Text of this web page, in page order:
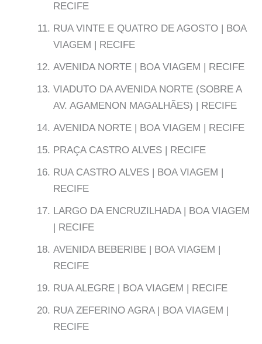
RECIFE
RUA VINTE E QUATRO DE AGOSTO | BOA
VIAGEM | RECIFE
AVENIDA NORTE | BOA VIAGEM | RECIFE
VIADUTO DA AVENIDA NORTE (SOBRE A
AV. AGAMENON MAGALHÃES) | RECIFE
AVENIDA NORTE | BOA VIAGEM | RECIFE
PRAÇA CASTRO ALVES | RECIFE
RUA CASTRO ALVES | BOA VIAGEM |
RECIFE
LARGO DA ENCRUZILHADA | BOA VIAGEM
| RECIFE
AVENIDA BEBERIBE | BOA VIAGEM |
RECIFE
RUA ALEGRE | BOA VIAGEM | RECIFE
RUA ZEFERINO AGRA | BOA VIAGEM |
RECIFE